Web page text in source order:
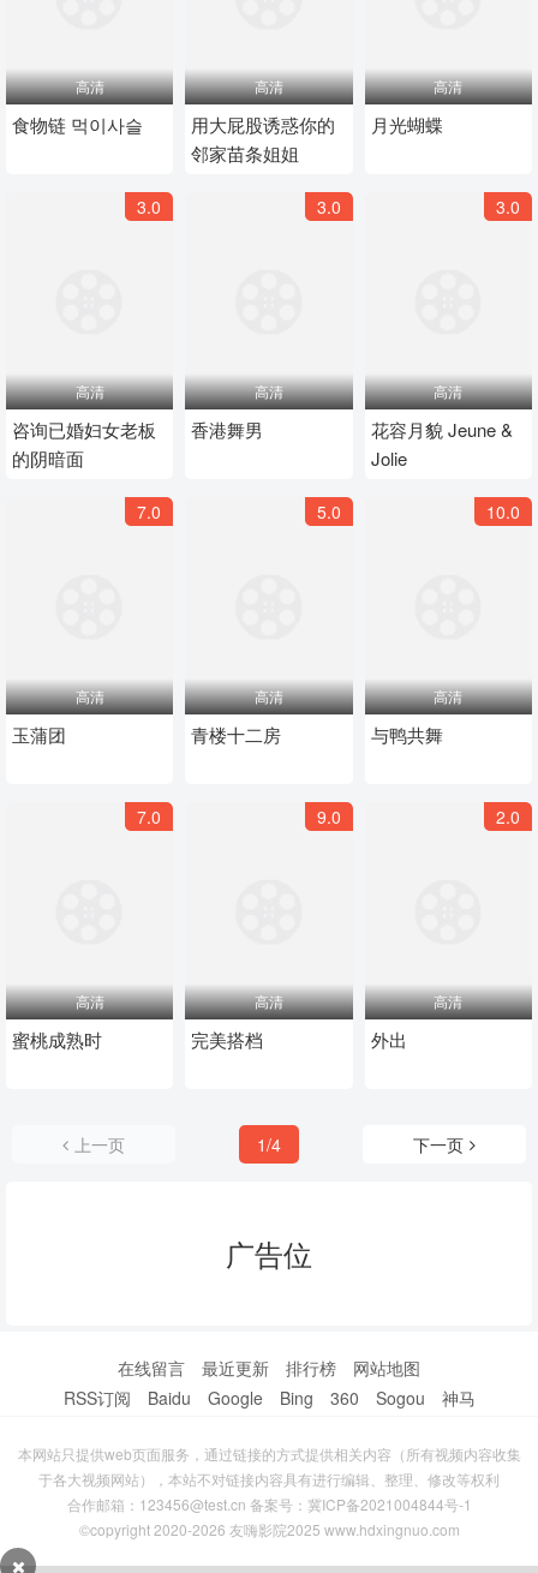
高清
食物链 먹이사슬
高清
用大屁股诱惑你的
邻家苗条姐姐
高清
月光蝴蝶
3.0
高清
咨询已婚妇女老板
的阴暗面
3.0
高清
香港舞男
3.0
高清
花容月貌 Jeune &
Jolie
7.0
高清
玉蒲团
5.0
高清
青楼十二房
10.0
高清
与鸭共舞
7.0
高清
蜜桃成熟时
9.0
高清
完美搭档
2.0
高清
外出
上一页 1/4 下一页
广告位
在线留言 最近更新 排行榜
网站地图
RSS订阅
Baidu Google Bing 360 Sogou 神马
本网站只提供web页面服务，通过链接的方式提供相关内容（所有视频内容收集
于各大视频网站），本站不对链接内容具有进行编辑、整理、修改等权利
合作邮箱：123456@test.cn 备案号： 冀ICP备2021004844号-1
©copyright 2020-2026 友嗨影院2025 www.hdxingnuo.com